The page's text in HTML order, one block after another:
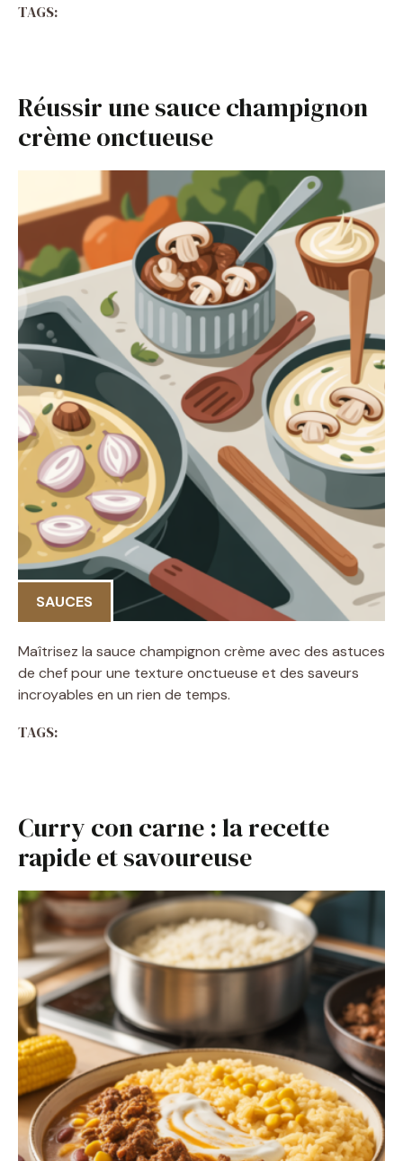
TAGS:
Réussir une sauce champignon
crème onctueuse
SAUCES
Maîtrisez la sauce champignon crème avec des astuces
de chef pour une texture onctueuse et des saveurs
incroyables en un rien de temps.
TAGS:
Curry con carne : la recette
rapide et savoureuse